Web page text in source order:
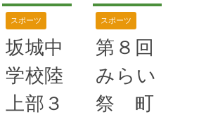
筆者（若林
正樹）が帰省
したのは昭和
57年（１９
８２）。温泉
街を歩いてい
鉄道関連のイ
ベントが催さ
れた。坂城町
では１６９系
電車記念「鉄
道フェスタｉ
スポーツ
坂城中
学校陸
上部３
スポーツ
第８回
みらい
祭 町